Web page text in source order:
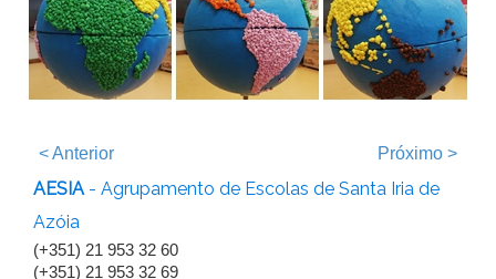
<Anterior Próximo >
AESIA- Agrupamento de Escolas de Santa Iria de
Azóia
(+351) 21 953 32 60
(+351) 21 953 32 69